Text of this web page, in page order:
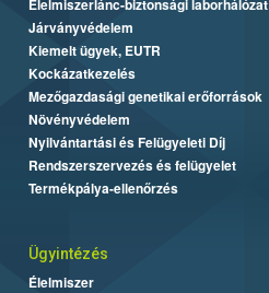
Élelmiszerlánc-biztonsági laborhálózat
Járványvédelem
Kiemelt ügyek, EUTR
Kockázatkezelés
Mezőgazdasági genetikai erőforrások
Növényvédelem
Nyilvántartási és Felügyeleti Díj
Rendszerszervezés és felügyelet
Termékpálya-ellenőrzés
Ügyintézés
Élelmiszer